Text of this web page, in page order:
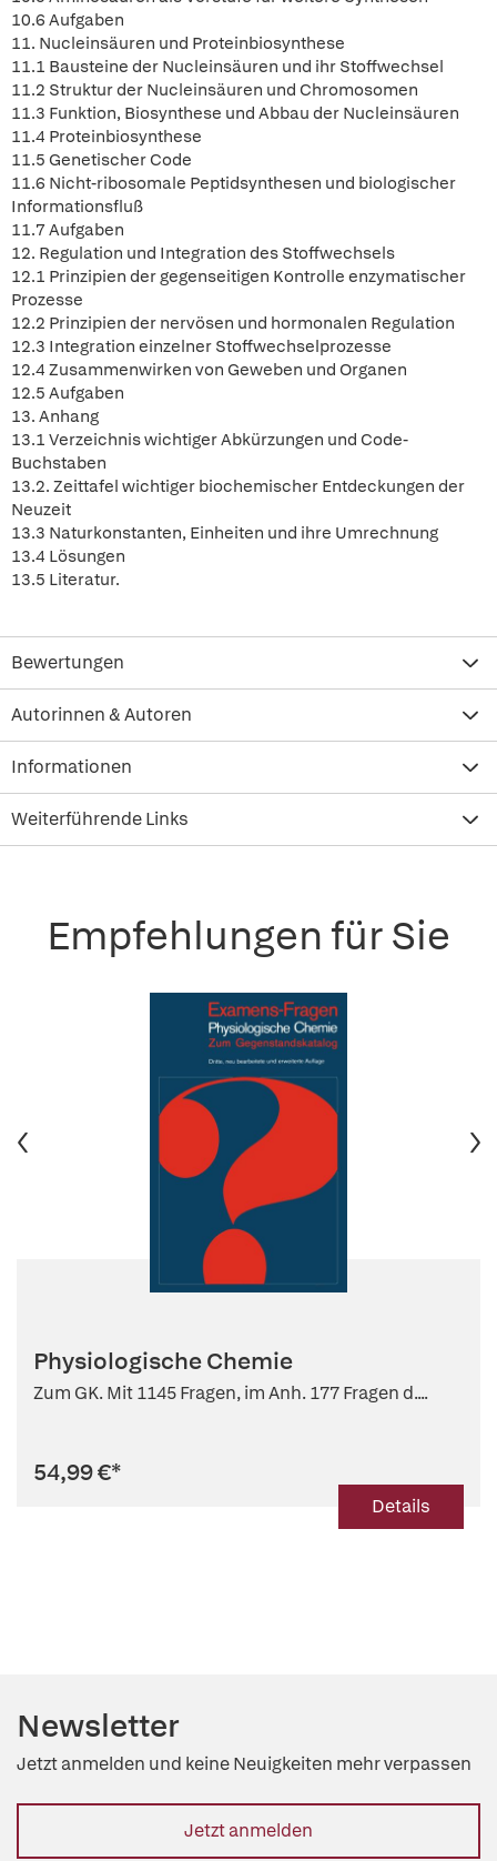
10.6 Aufgaben
11. Nucleinsäuren und Proteinbiosynthese
11.1 Bausteine der Nucleinsäuren und ihr Stoffwechsel
11.2 Struktur der Nucleinsäuren und Chromosomen
11.3 Funktion, Biosynthese und Abbau der Nucleinsäuren
11.4 Proteinbiosynthese
11.5 Genetischer Code
11.6 Nicht-ribosomale Peptidsynthesen und biologischer
Informationsfluß
11.7 Aufgaben
12. Regulation und Integration des Stoffwechsels
12.1 Prinzipien der gegenseitigen Kontrolle enzymatischer
Prozesse
12.2 Prinzipien der nervösen und hormonalen Regulation
12.3 Integration einzelner Stoffwechselprozesse
12.4 Zusammenwirken von Geweben und Organen
12.5 Aufgaben
13. Anhang
13.1 Verzeichnis wichtiger Abkürzungen und Code-
Buchstaben
13.2. Zeittafel wichtiger biochemischer Entdeckungen der
Neuzeit
13.3 Naturkonstanten, Einheiten und ihre Umrechnung
13.4 Lösungen
13.5 Literatur.
Bewertungen
Autorinnen & Autoren
Informationen
Weiterführende Links
Empfehlungen für Sie
Physiologische Chemie
Zum GK. Mit 1145 Fragen, im Anh. 177 Fragen d....
54,99 €*
Details
Newsletter
Jetzt anmelden und keine Neuigkeiten mehr verpassen
Jetzt anmelden